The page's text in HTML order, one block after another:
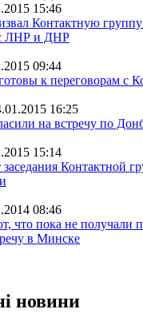
15:46
Контактную группу
с ЛНР и ДНР
09:44
к переговорам с
16:25
на встречу по
15:14
Контактной
08:46
что пока не получали
в Минске
новини